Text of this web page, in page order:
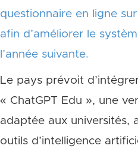
questionnaire en ligne
afin d’améliorer le
l’année suivante.
Le pays prévoit
« ChatGPT Edu », une
adaptée aux universités,
outils d’intelligence